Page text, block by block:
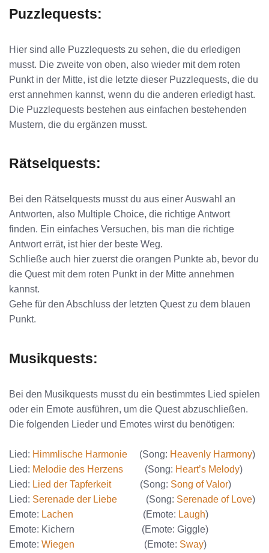
Puzzlequests:
Hier sind alle Puzzlequests zu sehen, die du erledigen
musst. Die zweite von oben, also wieder mit dem roten
Punkt in der Mitte, ist die letzte dieser Puzzlequests, die du
erst annehmen kannst, wenn du die anderen erledigt hast.
Die Puzzlequests bestehen aus einfachen bestehenden
Mustern, die du ergänzen musst.
Rätselquests:
Bei den Rätselquests musst du aus einer Auswahl an
Antworten, also Multiple Choice, die richtige Antwort
finden. Ein einfaches Versuchen, bis man die richtige
Antwort errät, ist hier der beste Weg.
Schließe auch hier zuerst die orangen Punkte ab, bevor du
die Quest mit dem roten Punkt in der Mitte annehmen
kannst.
Gehe für den Abschluss der letzten Quest zu dem blauen
Punkt.
Musikquests:
Bei den Musikquests musst du ein bestimmtes Lied spielen
oder ein Emote ausführen, um die Quest abzuschließen.
Die folgenden Lieder und Emotes wirst du benötigen:
Lied: Himmlische Harmonie (Song: Heavenly Harmony)
Lied: Melodie des Herzens (Song: Heart’s Melody)
Lied: Lied der Tapferkeit(Song: Song of Valor)
Lied: Serenade der Liebe (Song: Serenade of Love)
Emote: Lachen (Emote: Laugh)
Emote: Kichern (Emote: Giggle)
Emote: Wiegen (Emote: Sway)